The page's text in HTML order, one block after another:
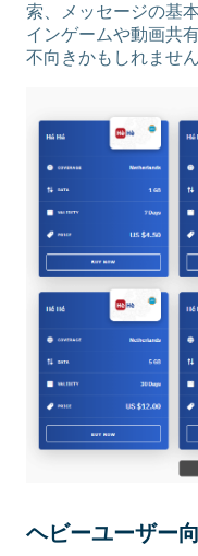
索、メッセージの基
インゲームや動画共
不向きかもしれません
ヘビーユーザー